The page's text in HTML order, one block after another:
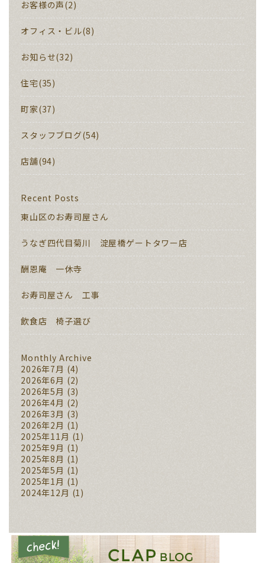
お客様の声(2)
オフィス・ビル(8)
お知らせ(32)
住宅(35)
町家(37)
スタッフブログ(54)
店舗(94)
Recent Posts
東山区のお寿司屋さん
うなぎ四代目菊川 淀屋橋ゲートタワー店
酬恩庵 一休寺
お寿司屋さん 工事
飲食店 椅子選び
Monthly Archive
2026年7月 (4)
2026年6月 (2)
2026年5月 (3)
2026年4月 (2)
2026年3月 (3)
2026年2月 (1)
2025年11月 (1)
2025年9月 (1)
2025年8月 (1)
2025年5月 (1)
2025年1月 (1)
2024年12月 (1)